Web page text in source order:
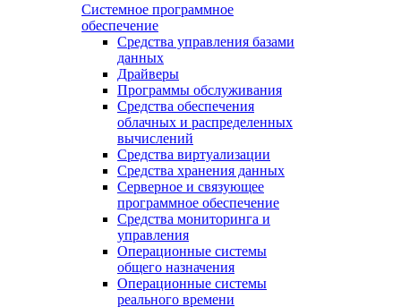
Системное программное
обеспечение
Средства управления базами
данных
Драйверы
Программы обслуживания
Средства обеспечения
облачных и распределенных
вычислений
Средства виртуализации
Средства хранения данных
Серверное и связующее
программное обеспечение
Средства мониторинга и
управления
Операционные системы
общего назначения
Операционные системы
реального времени